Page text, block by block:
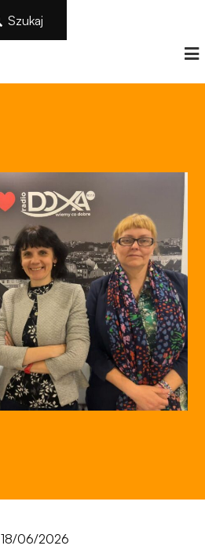
Szukaj
18/06/2026
Konieczne
Te pliki cookie
nie są
opcjonalne. Są
one potrzebne
do
funkcjonowania
strony
internetowej.
poprawić
i strukturę